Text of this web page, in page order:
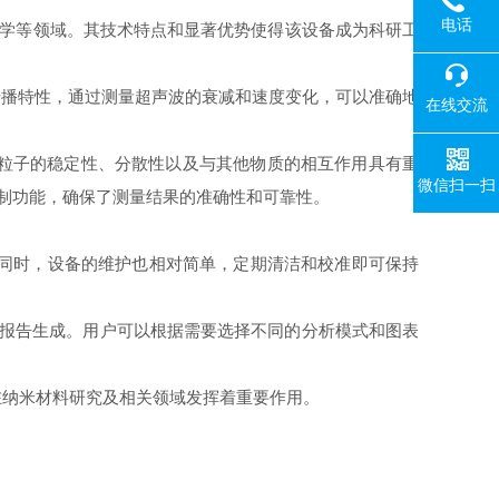
领域。其技术特点和显著优势使得该设备成为科研工
性，通过测量超声波的衰减和速度变化，可以准确地
的稳定性、分散性以及与其他物质的相互作用具有重
能，确保了测量结果的准确性和可靠性。
，设备的维护也相对简单，定期清洁和校准即可保持
生成。用户可以根据需要选择不同的分析模式和图表
材料研究及相关领域发挥着重要作用。
电话
在线交流
微信扫一扫